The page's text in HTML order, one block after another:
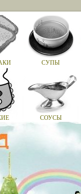
СУПЫ
СОУСЫ